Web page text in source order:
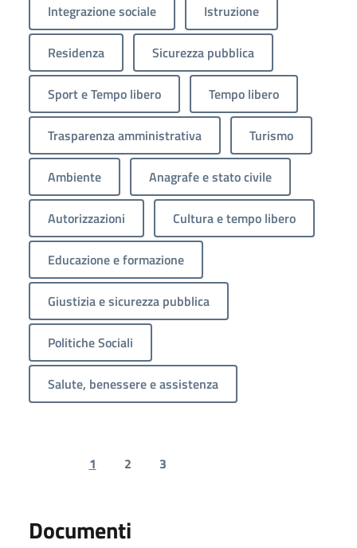
Integrazione sociale Istruzione
Residenza Sicurezza pubblica
Sport e Tempo libero Tempo libero
Trasparenza amministrativa Turismo
Ambiente Anagrafe e stato civile
Autorizzazioni Cultura e tempo libero
Educazione e formazione
Giustizia e sicurezza pubblica
Politiche Sociali
Salute, benessere e assistenza
Previous page
1 2 3
Documenti